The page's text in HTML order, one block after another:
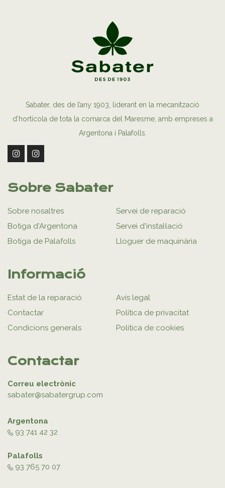
Sabater, des de l’any 1903, liderant en la mecanització
d’hortícola de tota la comarca del Maresme, amb empreses a
Argentona i Palafolls.
Sobre Sabater
Sobre nosaltres
Botiga d'Argentona
Botiga de Palafolls
Servei de reparació
Servei d'instal·lació
Lloguer de maquinària
Informació
Estat de la reparació
Contactar
Condicions generals
Avís legal
Política de privacitat
Política de cookies
Contactar
Correu electrònic
sabater@sabatergrup.com
Argentona
93 741 42 32
Palafolls
93 765 70 07